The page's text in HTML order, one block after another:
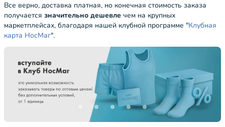
Все верно, доставка платная, но конечная стоимость заказа
получается значительно дешевле чем на крупных
маркетплейсах, благодаря нашей клубной программе "Клубная
карта НосМаг".